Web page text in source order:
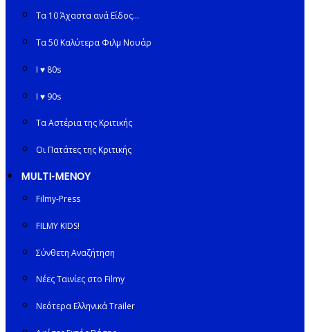
Τα 10 Άχαστα ανά Είδος…
Τα 50 Καλύτερα Φιλμ Νουάρ
I ♥ 80s
I ♥ 90s
Τα Αστέρια της Κριτικής
Οι Πατάτες της Κριτικής
MULTI-ΜΕΝΟΥ
Filmy-Press
FILMY KIDS!
Σύνθετη Αναζήτηση
Νέες Ταινίες στο Filmy
Νεότερα Ελληνικά Trailer